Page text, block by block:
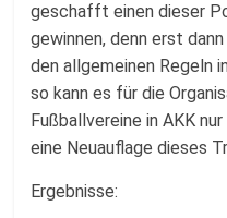
geschafft einen dieser
gewinnen, denn erst
den allgemeinen Regeln
so kann es für die
Fußballvereine in AKK
eine Neuauflage dieses
Ergebnisse: